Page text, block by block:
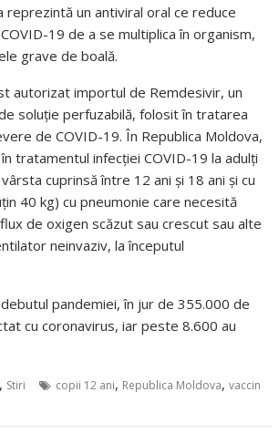
reprezintă un antiviral oral ce reduce
19 de a se multiplica în organism,
grave de boală.
autorizat importul de Remdesivir, un
soluție perfuzabilă, folosit în tratarea
de COVID-19. În Republica Moldova,
tratamentul infecției COVID-19 la adulți
cuprinsă între 12 ani și 18 ani și cu
40 kg) cu pneumonie care necesită
de oxigen scăzut sau crescut sau alte
neinvaziv, la începutul
pandemiei, în jur de 355.000 de
cu coronavirus, iar peste 8.600 au
, Stiri copii 12 ani, Republica Moldova,vaccin